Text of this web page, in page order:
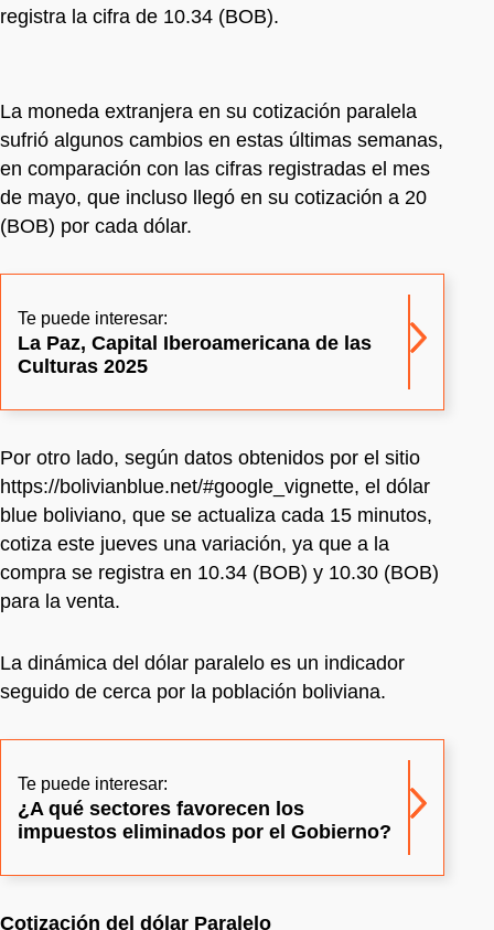
registra la cifra de 10.34 (BOB).
La moneda extranjera en su cotización paralela
sufrió algunos cambios en estas últimas semanas,
en comparación con las cifras registradas el mes
de mayo, que incluso llegó en su cotización a 20
(BOB) por cada dólar.
Te puede interesar:
La Paz, Capital Iberoamericana de las
Culturas 2025
Por otro lado, según datos obtenidos por el sitio
https://bolivianblue.net/#google_vignette, el dólar
blue boliviano, que se actualiza cada 15 minutos,
cotiza este jueves una variación, ya que a la
compra se registra en 10.34 (BOB) y 10.30 (BOB)
para la venta.
La dinámica del dólar paralelo es un indicador
seguido de cerca por la población boliviana.
Te puede interesar:
¿A qué sectores favorecen los
impuestos eliminados por el Gobierno?
Cotización del dólar Paralelo